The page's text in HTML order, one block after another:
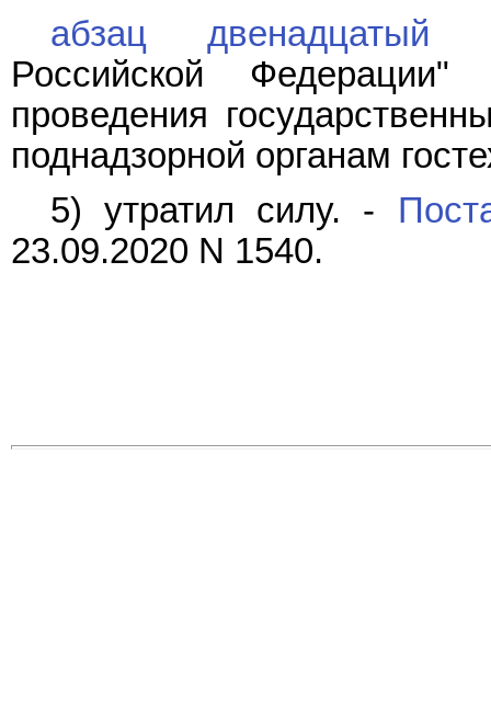
абзац двенадцатый
Российской
проведения
поднадзорной органам
5) утратил силу. -
23.09.2020 N 1540.